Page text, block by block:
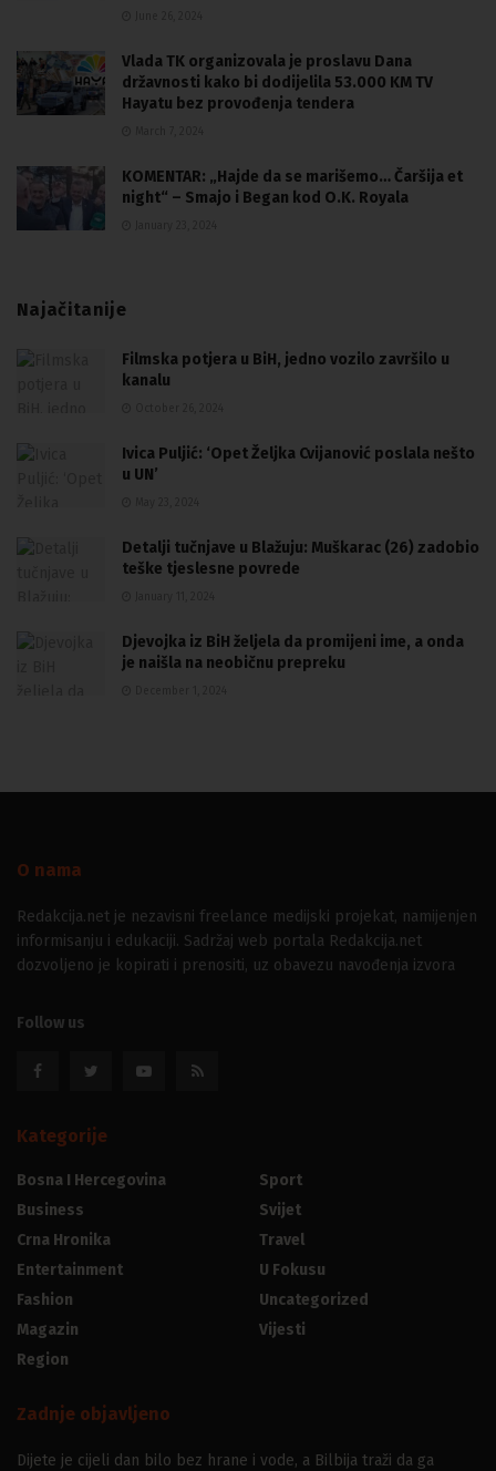
Vlada TK organizovala je proslavu Dana
državnosti kako bi dodijelila 53.000 KM TV
Hayatu bez provođenja tendera
KOMENTAR: „Hajde da se marišemo… Čaršija et
night“ – Smajo i Began kod O.K. Royala
Najačitanije
Filmska potjera u BiH, jedno vozilo završilo u
kanalu
Ivica Puljić: ‘Opet Željka Cvijanović poslala nešto
u UN’
Detalji tučnjave u Blažuju: Muškarac (26) zadobio
teške tjeslesne povrede
Djevojka iz BiH željela da promijeni ime, a onda
je naišla na neobičnu prepreku
O nama
Redakcija.net je nezavisni freelance medijski projekat, namijenjen
informisanju i edukaciji. Sadržaj web portala Redakcija.net
dozvoljeno je kopirati i prenositi, uz obavezu navođenja izvora
Follow us
Kategorije
Bosna I Hercegovina
Business
Crna Hronika
Entertainment
Fashion
Magazin
Region
Sport
Svijet
Travel
U Fokusu
Uncategorized
Vijesti
Zadnje objavljeno
Dijete je cijeli dan bilo bez hrane i vode, a Bilbija traži da ga